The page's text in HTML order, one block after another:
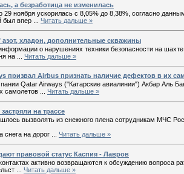
а безработица не изменилась
ноября ускорилась с 8,05% до 8,38%, согласно
был впер
Читать дальше »
хладон, дополнительные скважины
о нарушениях техники безопасности на
на
Читать дальше »
призвал Airbus признать наличие дефектов в их
Qatar Airways ("Катарские авиалинии") Акбар Аль
самолетов
Читать дальше »
на трассе
вызволять из снежного плена сотрудникам МЧС
снега на дорог
Читать дальше »
правовой статус Каспия - Лавров
активно возвращаются к обсуждению
Читать дальше »